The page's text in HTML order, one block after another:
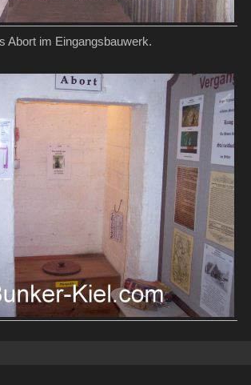
Abort im Eingangsbauwerk.